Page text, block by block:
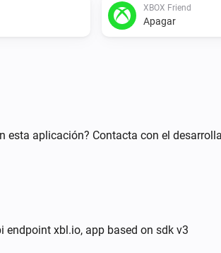
XBOX Friend
Apagar
esta aplicación? Contacta con el
endpoint xbl.io, app based on sdk v3